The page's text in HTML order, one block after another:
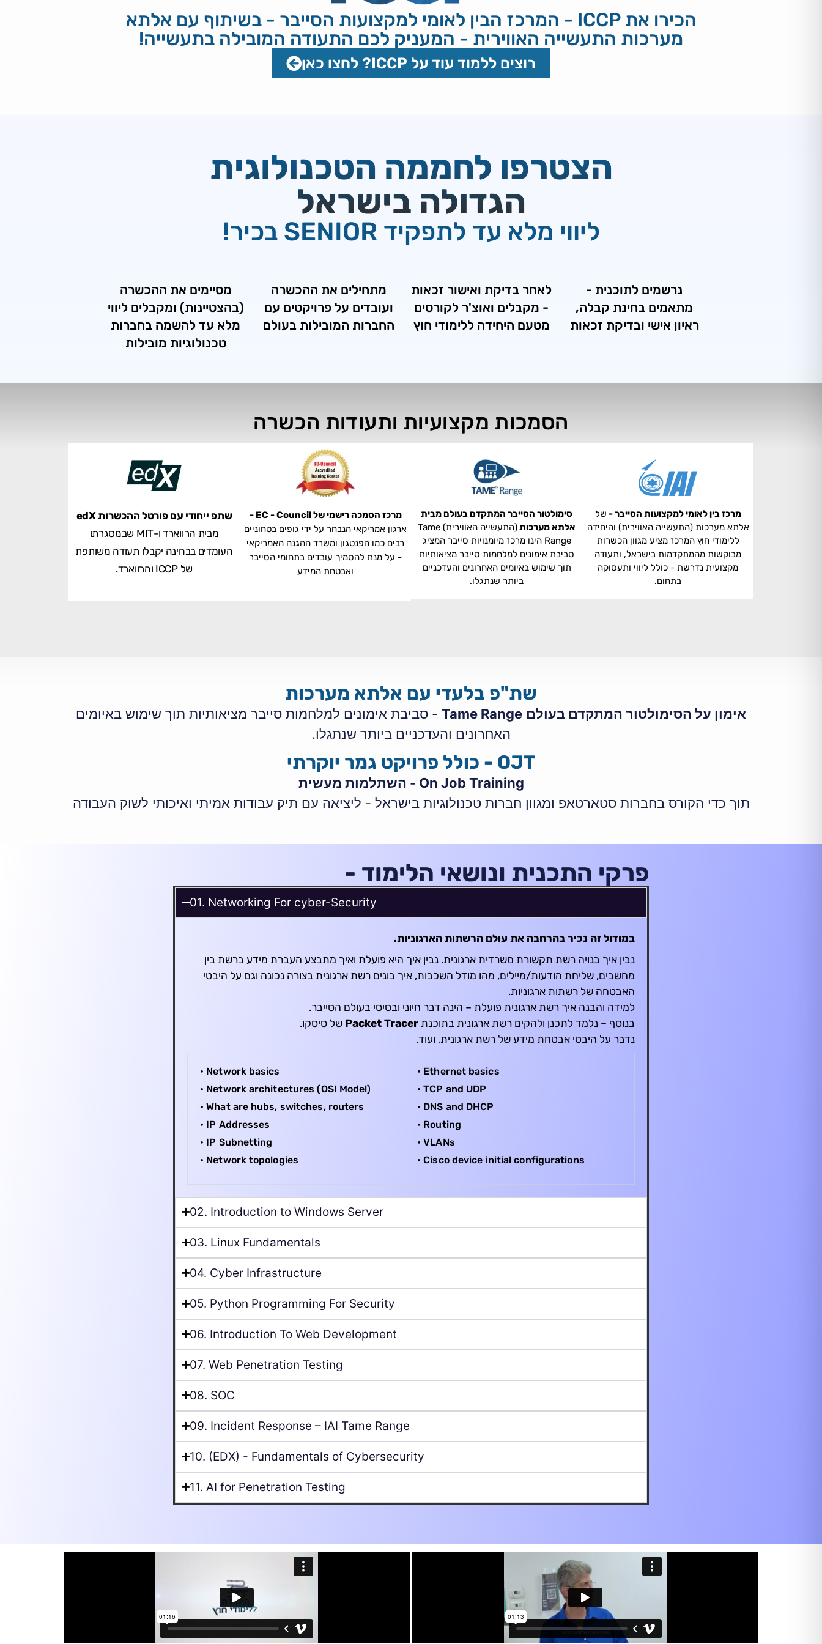
הכירו את ICCP - המרכז הבין לאומי למקצועות הסייבר - בשיתוף עם אלתא
מערכות התעשייה האווירית - המעניק לכם התעודה המובילה בתעשייה!
רוצים ללמוד עוד על ICCP? לחצו כאן
הצטרפו לחממה הטכנולוגית
הגדולה בישראל
ליווי מלא עד לתפקיד SENIOR בכיר!
נרשמים לתוכנית -
מתאמים בחינת קבלה,
ראיון אישי ובדיקת זכאות
לאחר בדיקת ואישור זכאות
- מקבלים ואוצ'ר לקורסים
מטעם היחידה ללימודי חוץ
מתחילים את ההכשרה
ועובדים על פרויקטים עם
החברות המובילות בעולם​​
מסיימים את ההכשרה
(בהצטיינות) ומקבלים ליווי
מלא עד להשמה בחברות
טכנולוגיות מובילות
הסמכות מקצועיות ותעודות הכשרה
מרכז בין לאומי למקצועות הסייבר - של
אלתא מערכות (התעשייה האווירית) והיחידה
ללימודי חוץ המרכז מציע מגוון הכשרות
מבוקשות מהמתקדמות בישראל, ותעודה
מקצועית נדרשת - כולל ליווי ותעסוקה
בתחום.
סימולטור הסייבר המתקדם בעולם מבית
אלתא מערכות
(התעשייה האווירית) Tame
Range הינו מרכז מיומנויות סייבר המציג
סביבת אימונים למלחמות סייבר מציאותיות
תוך שימוש באיומים האחרונים והעדכניים
ביותר שנתגלו.
מרכז הסמכה רישמי של EC - Council -
ארגון אמריקאי הנבחר על ידי גופים בטחוניים
רבים כמו הפנטגון ומשרד ההגנה האמריקאי
- על מנת להסמיך עובדים בתחומי הסייבר
ואבטחת המידע
שתפ ייחודי עם פורטל ההכשרות edX
מבית הרווארד ו-MIT שבמסגרתו
העומדים בבחינה יקבלו תעודה משותפת
של ICCP והרווארד.
שת"פ בלעדי עם אלתא מערכות
אימון על הסימולטור המתקדם בעולם Tame Range - סביבת אימונים למלחמות סייבר מציאותיות תוך שימוש באיומים
האחרונים והעדכניים ביותר שנתגלו.
OJT - כולל פרויקט גמר יוקרתי
On Job Training - השתלמות מעשית
תוך כדי הקורס בחברות סטארטאפ ומגוון חברות טכנולוגיות בישראל - ליציאה עם תיק עבודות אמיתי ואיכותי לשוק העבודה
פרקי התכנית ונושאי הלימוד -
01. Networking For cyber-Security
במודול זה נכיר בהרחבה את עולם הרשתות הארגוניות.
נבין איך בנויה רשת תקשורת משרדית ארגונית. נבין איך היא פועלת ואיך מתבצע העברת מידע ברשת בין
מחשבים, שליחת הודעות/מיילים, מהו מודל השכבות, איך בונים רשת ארגונית בצורה נכונה וגם על היבטי
האבטחה של רשתות ארגוניות.
למידה והבנה איך רשת ארגונית פועלת – הינה דבר חיוני ובסיסי בעולם הסייבר.
בנוסף – נלמד לתכנן ולהקים רשת ארגונית בתוכנת Packet Tracer של סיסקו.
נדבר על היבטי אבטחת מידע של רשת ארגונית, ועוד.
• Network basics
• Network architectures (OSI Model)
• What are hubs, switches, routers
• IP Addresses
• IP Subnetting
• Network topologies
• Ethernet basics
• TCP and UDP
• DNS and DHCP
• Routing
• VLANs
• Cisco device initial configurations
02. Introduction to Windows Server
03. Linux Fundamentals
04. Cyber Infrastructure
05. Python Programming For Security
06. Introduction To Web Development
07. Web Penetration Testing
08. SOC
09. Incident Response – IAI Tame Range
10. (EDX) - Fundamentals of Cybersecurity
11. AI for Penetration Testing